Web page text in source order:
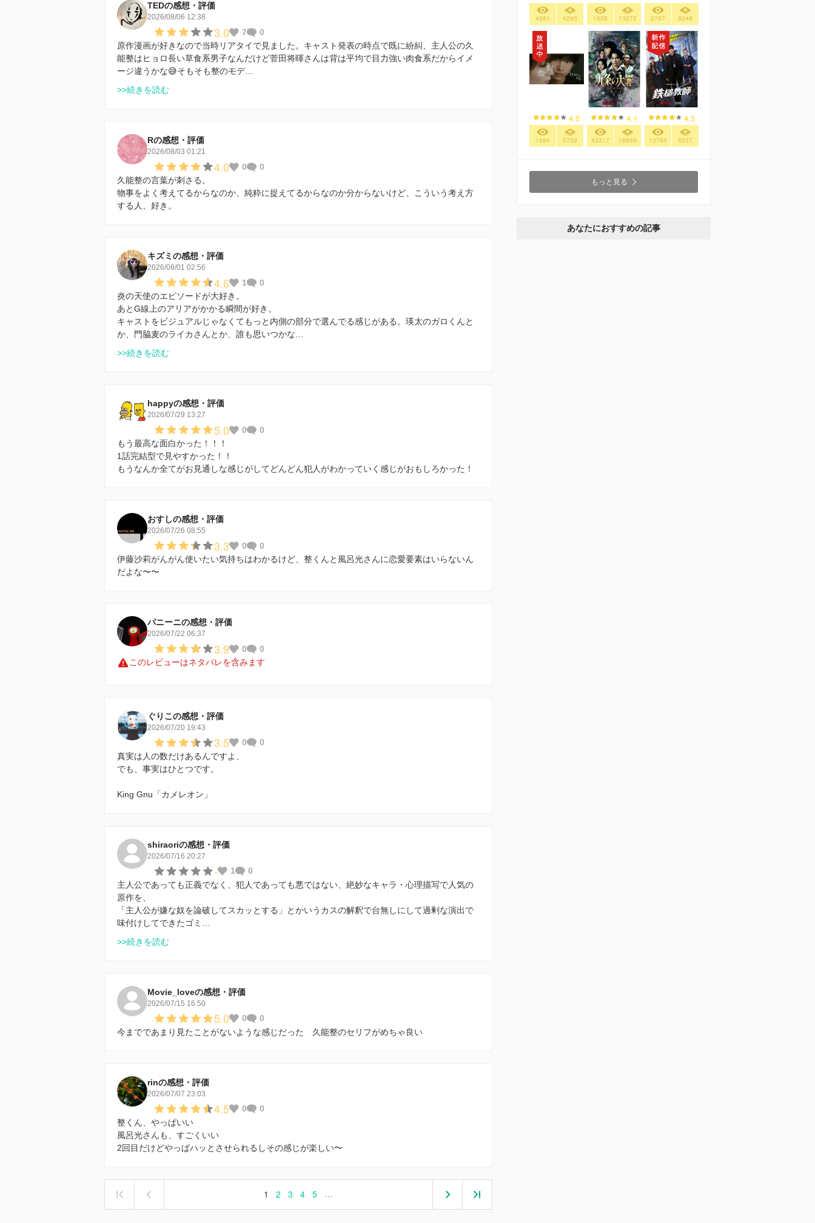
TEDの感想・評価
2026/08/06 12:38
3.0 7
0
原作漫画が好きなので当時リアタイで見ました。キャスト発表の時点で既に紛糾、主人公の久
能整はヒョロ長い草食系男子なんだけど菅田将暉さんは背は平均で目力強い肉食系だからイメ
ージ違うかな😅そもそも整のモデ…
>>続きを読む
Rの感想・評価
2026/08/03 01:21
4.0 0
0
久能整の言葉が刺さる。
物事をよく考えてるからなのか、純粋に捉えてるからなのか分からないけど、こういう考え方
する人、好き。
キズミの感想・評価
2026/08/01 02:56
4.6 1
0
炎の天使のエピソードが大好き。
あとG線上のアリアがかかる瞬間が好き。
キャストをビジュアルじゃなくてもっと内側の部分で選んでる感じがある。瑛太のガロくんと
か、門脇麦のライカさんとか、誰も思いつかな…
>>続きを読む
happyの感想・評価
2026/07/29 13:27
5.0 0
0
もう最高な面白かった！！！
1話完結型で見やすかった！！
もうなんか全てがお見通しな感じがしてどんどん犯人がわかっていく感じがおもしろかった！
おすしの感想・評価
2026/07/26 08:55
3.3 0
0
伊藤沙莉がんがん使いたい気持ちはわかるけど、整くんと風呂光さんに恋愛要素はいらないん
だよな〜〜
パニーニの感想・評価
2026/07/22 06:37
3.9 0
0
このレビューはネタバレを含みます
ぐりこの感想・評価
2026/07/20 19:43
3.5 0
0
真実は人の数だけあるんですよ、
でも、事実はひとつです。
King Gnu「カメレオン」
shiraoriの感想・評価
2026/07/16 20:27
- 1
0
主人公であっても正義でなく、犯人であっても悪ではない、絶妙なキャラ・心理描写で人気の
原作を、
「主人公が嫌な奴を論破してスカッとする」とかいうカスの解釈で台無しにして過剰な演出で
味付けしてできたゴミ…
>>続きを読む
Movie_loveの感想・評価
2026/07/15 16:50
5.0 0
0
今までであまり見たことがないような感じだった 久能整のセリフがめちゃ良い
rinの感想・評価
2026/07/07 23:03
4.5 0
0
整くん、やっぱいい
風呂光さんも、すごくいい
2回目だけどやっぱハッとさせられるしその感じが楽しい〜
1 2 3 4 5
4351 4295 1558 13272 2767 8248
4.0
1684 5709
4.1
43317 18899
4.3
13793 6537
もっと見る
あなたにおすすめの記事